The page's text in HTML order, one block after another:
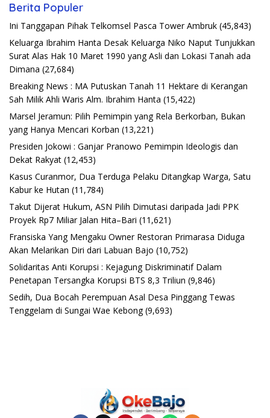
Berita Populer
Ini Tanggapan Pihak Telkomsel Pasca Tower Ambruk (45,843)
Keluarga Ibrahim Hanta Desak Keluarga Niko Naput Tunjukkan
Surat Alas Hak 10 Maret 1990 yang Asli dan Lokasi Tanah ada
Dimana (27,684)
Breaking News : MA Putuskan Tanah 11 Hektare di Kerangan
Sah Milik Ahli Waris Alm. Ibrahim Hanta (15,422)
Marsel Jeramun: Pilih Pemimpin yang Rela Berkorban, Bukan
yang Hanya Mencari Korban (13,221)
Presiden Jokowi : Ganjar Pranowo Pemimpin Ideologis dan
Dekat Rakyat (12,453)
Kasus Curanmor, Dua Terduga Pelaku Ditangkap Warga, Satu
Kabur ke Hutan (11,784)
Takut Dijerat Hukum, ASN Pilih Dimutasi daripada Jadi PPK
Proyek Rp7 Miliar Jalan Hita–Bari (11,621)
Fransiska Yang Mengaku Owner Restoran Primarasa Diduga
Akan Melarikan Diri dari Labuan Bajo (10,752)
Solidaritas Anti Korupsi : Kejagung Diskriminatif Dalam
Penetapan Tersangka Korupsi BTS 8,3 Triliun (9,846)
Sedih, Dua Bocah Perempuan Asal Desa Pinggang Tewas
Tenggelam di Sungai Wae Kebong (9,693)